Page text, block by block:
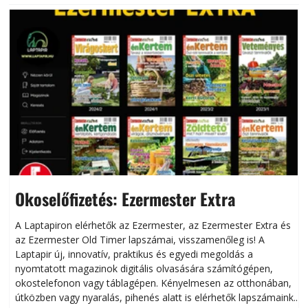
Okoselőfizetés: Ezermester Extra
A Laptapiron elérhetők az Ezermester, az Ezermester Extra és
az Ezermester Old Timer lapszámai, visszamenőleg is! A
Laptapir új, innovatív, praktikus és egyedi megoldás a
nyomtatott magazinok digitális olvasására számítógépen,
okostelefonon vagy táblagépen. Kényelmesen az otthonában,
útközben vagy nyaralás, pihenés alatt is elérhetők lapszámaink.